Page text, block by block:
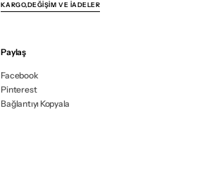
KARGO,DEĞIŞIM VE İADELER
Paylaş
Facebook
Pinterest
Bağlantıyı Kopyala